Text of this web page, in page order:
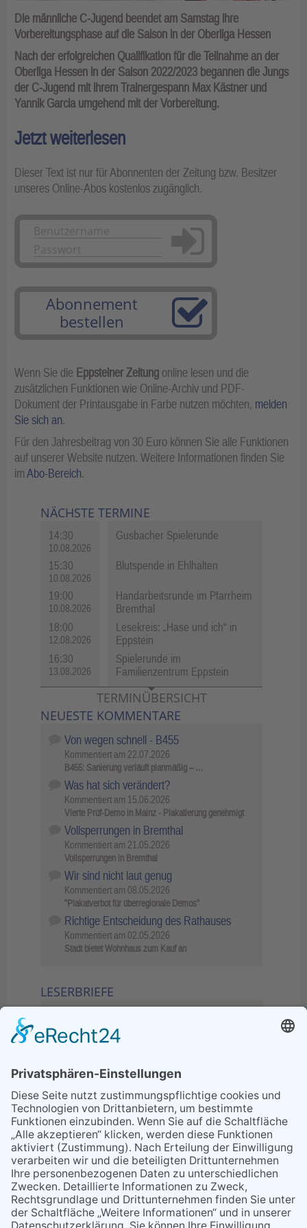
Die männliche C-Jugend beendet am Samstag ihre
Vorbereitungsphase auf die Saison in der Oberliga Hessen
Nach der erfolgreichen Qualifikation für die Teilnahme an der
Oberliga Hessen in der Saison 2022/2023 begannen die Jungs
der C-Jugend mit ihrem Trainergespann Max Kästner und
Yannik Garcia umgehend mit der Vorbereitung.
Jetzt weiterlesen
Dieser Text ist nur für Abonnenten der Zeitung bzw. Besitzer
unseres Online-Abos kostenlos zugänglich.
Anmelden
Abonnement
bestellen
Wenn Sie die Eppsteiner Zeitung online lesen und die
zusätzlichen Funktionen wie Online-Archiv und PDF-
Dokument der Printausgabe in Farbe nutzen möchten, melden
Sie sich an.
Für den Jahresbeitrag von 30 Euro können Sie alle Funktionen
auf unserer Website nutzen. Weitere Informationen finden Sie
imAbo-Bereich.
NÄCHSTE TERMINE
14:30
10.08.2026
Gusbacher Spielerunde
15:30
10.08.2026
Blutspende in Ehlhalten
19:00
10.08.2026
Handarbeitsrunde im Pfarrheim
Bremthal
18:00
12.08.2026
Lesekreis: „Hase und ich“ in
Eppstein
16:30
13.08.2026
Spielerunde im
Familienzentrum Eppstein
TERMINÜBERSICHT
NEUESTE KOMMENTARE
Von wegen schnell - B455
Kommentiert am 22.07.2026
B455: Sanierung verläuft planmäßig – …
Was hat sich verändert?
Kommentiert am 15.06.2026
Vierte Prüf-Demo in Mainz - Plakatierung genehmigt
Vollsperrungen in Bremthal
Kommentiert am 21.05.2026
Vollsperrungen in Bremthal
Wir sind nicht laut genug
Kommentiert am 08.05.2026
"Plakatverbot für überregionale Demos"
Richtige Entscheidung des Rathauses
Kommentiert am 02.05.2026
Stadt bietet Wohnhaus zum Kauf an
LESERBRIEFE
Sperrung B455: Kleiner
Grenzverkehr statt weite Wege
21.04.2026
Wenn Bahn-Computer nicht
miteinander kommunizieren
11.03.2026
"Plakatverbot für überregionale
Demos"
04.02.2026
Gelbe Tonne – Ein kleiner Blick
über den Tellerand
04.02.2026
Plastikersparnis durch Nutzung